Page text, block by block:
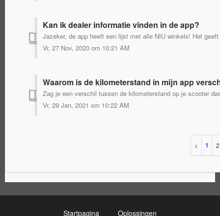
Kan ik dealer informatie vinden in de app?
Vr, 27 Nov, 2020 om 10:21 AM
Waarom is de kilometerstand in mijn app
Vr, 29 Jan, 2021 om 10:22 AM
1 2
Startpagina Oplossingen